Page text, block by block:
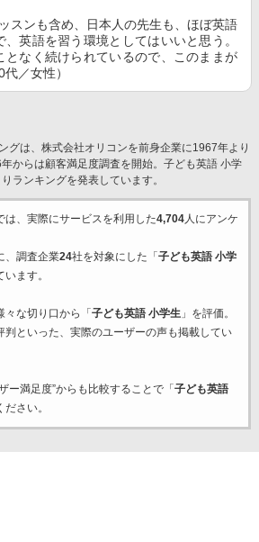
スンも含め、日本人の先生も、ほぼ英語
英語を習う環境としてはいいと思う。
となく続けられているので、このままが
／女性）
グは、株式会社オリコンを前身企業に1967年より
からは顧客満足度調査を開始。子ども英語 小学
ランキングを発表しています。
は、実際にサービスを利用した4,704人にアンケ
、調査企業24社を対象にした「 子ども英語 小学
ます。
な切り口から「 子ども英語 小学生」を評価。
判といった、実際のユーザーの声も掲載してい
ー満足度”からも比較することで「 子ども英語
さい。